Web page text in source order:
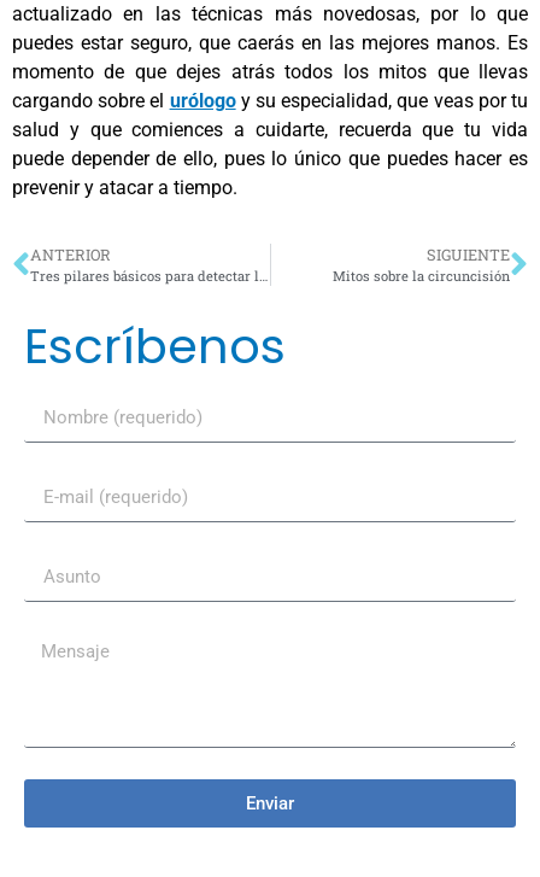
actualizado en las técnicas más novedosas, por lo que
puedes estar seguro, que caerás en las mejores manos. Es
momento de que dejes atrás todos los mitos que llevas
cargando sobre el urólogo y su especialidad, que veas por tu
salud y que comiences a cuidarte, recuerda que tu vida
puede depender de ello, pues lo único que puedes hacer es
prevenir y atacar a tiempo.
ANTERIOR
Tres pilares básicos para detectar las enfermedades de la Próstata
SIGUIENTE
Mitos sobre la circuncisión
Escríbenos
Enviar